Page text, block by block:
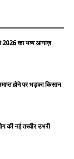
2026 का भव्य आगाज़
होने पर भड़का किसान
की नई तस्वीर उभरी